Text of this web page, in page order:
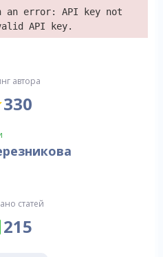
an error: API key not
API key.
автора
330
статей
215